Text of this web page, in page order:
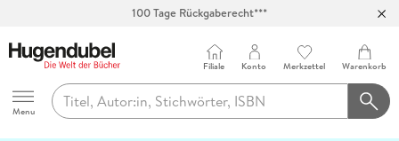
100 Tage Rückgaberecht***
Hugendubel
Menu
Filiale Konto Merkzettel Warenkorb